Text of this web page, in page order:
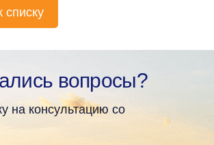
списку
вопросы?
на консультацию со